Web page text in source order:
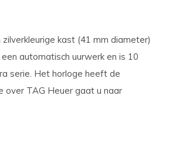
kast (41 mm diameter)
automatisch uurwerk en is 10
serie. Het horloge heeft de
over TAG Heuer gaat u naar